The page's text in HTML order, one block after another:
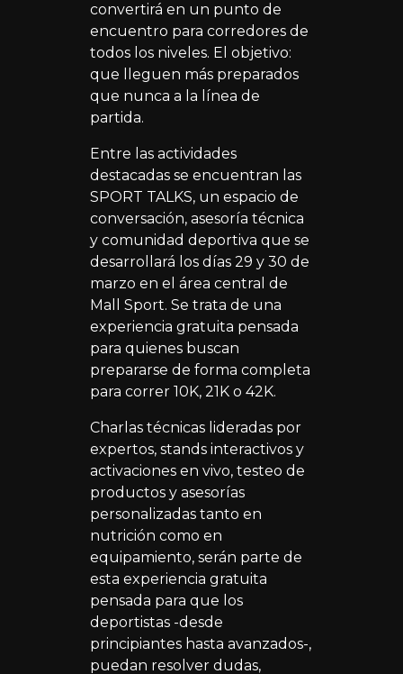
convertirá en un punto de
encuentro para corredores de
todos los niveles. El objetivo:
que lleguen más preparados
que nunca a la línea de
partida.
Entre las actividades
destacadas se encuentran las
SPORT TALKS, un espacio de
conversación, asesoría técnica
y comunidad deportiva que se
desarrollará los días 29 y 30 de
marzo en el área central de
Mall Sport. Se trata de una
experiencia gratuita pensada
para quienes buscan
prepararse de forma completa
para correr 10K, 21K o 42K.
Charlas técnicas lideradas por
expertos, stands interactivos y
activaciones en vivo, testeo de
productos y asesorías
personalizadas tanto en
nutrición como en
equipamiento, serán parte de
esta experiencia gratuita
pensada para que los
deportistas -desde
principiantes hasta avanzados-,
puedan resolver dudas,